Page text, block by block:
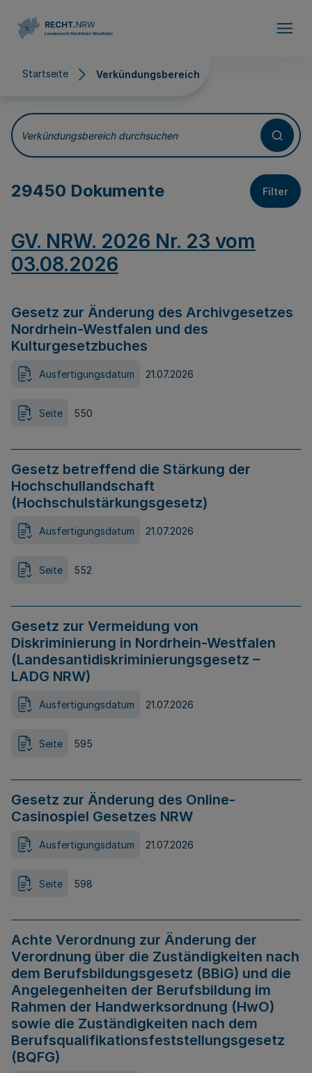
Startseite Verkündungsbereich
Verkündungsbereich
Verkündungsbereich durchsuchen
29450 Dokumente Filter
GV. NRW. 2026 Nr. 23 vom
03.08.2026
Gesetz zur Änderung des Archivgesetzes
Nordrhein-Westfalen und des
Kulturgesetzbuches
Ausfertigungsdatum 21.07.2026
Seite 550
Gesetz betreffend die Stärkung der
Hochschullandschaft
(Hochschulstärkungsgesetz)
Ausfertigungsdatum 21.07.2026
Seite 552
Gesetz zur Vermeidung von
Diskriminierung in Nordrhein-Westfalen
(Landesantidiskriminierungsgesetz –
LADG NRW)
Ausfertigungsdatum 21.07.2026
Seite 595
Gesetz zur Änderung des Online-
Casinospiel Gesetzes NRW
Ausfertigungsdatum 21.07.2026
Seite 598
Achte Verordnung zur Änderung der
Verordnung über die Zuständigkeiten nach
dem Berufsbildungsgesetz (BBiG) und die
Angelegenheiten der Berufsbildung im
Rahmen der Handwerksordnung (HwO)
sowie die Zuständigkeiten nach dem
Berufsqualifikationsfeststellungsgesetz
(BQFG)